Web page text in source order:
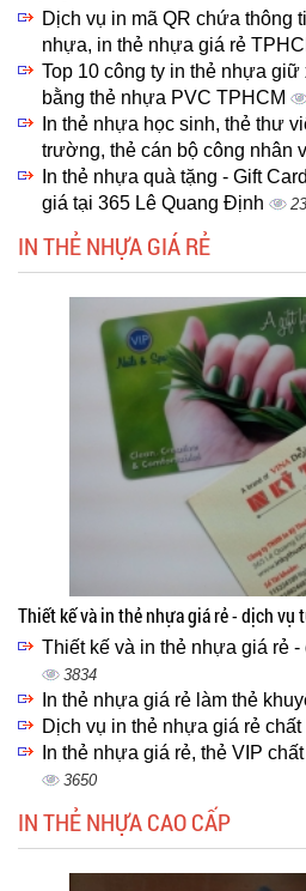
Dịch vụ in mã QR chứa thông
nhựa, in thẻ nhựa giá rẻ
Top 10 công ty in thẻ nhựa
bằng thẻ nhựa PVC TPHCM
In thẻ nhựa học sinh, thẻ thư
trường, thẻ cán bộ công nhân
In thẻ nhựa quà tặng - Gift
giá tại 365 Lê Quang Định
IN THẺ NHỰA GIÁ RẺ
Thiết kế và in thẻ nhựa giá rẻ - dịch vụ
Thiết kế và in thẻ nhựa giá rẻ
3834
In thẻ nhựa giá rẻ làm thẻ
Dịch vụ in thẻ nhựa giá rẻ
In thẻ nhựa giá rẻ, thẻ VIP
3650
IN THẺ NHỰA CAO CẤP